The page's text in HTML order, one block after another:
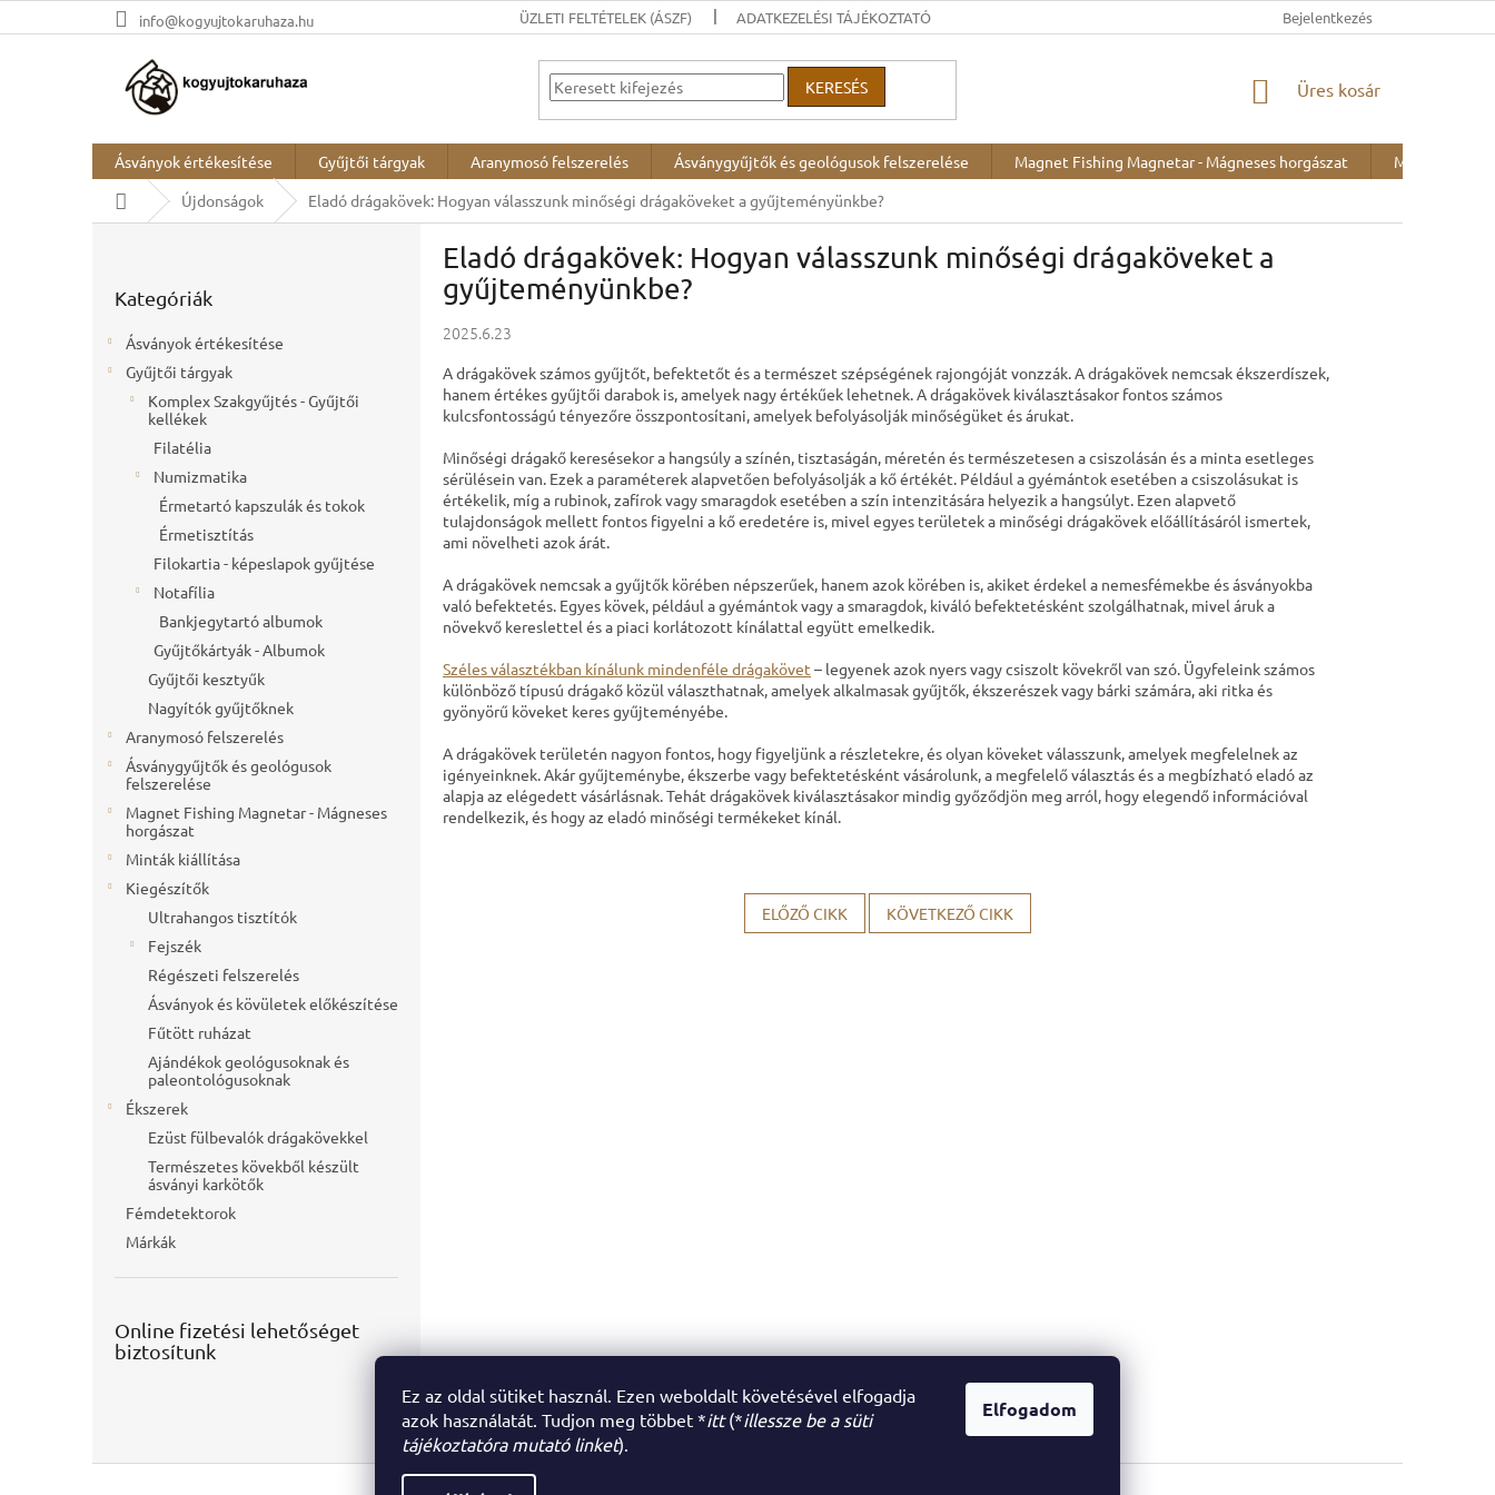
Ez az oldal sütiket használ. Ezen weboldalt követésével elfogadja
azok használatát. Tudjon meg többet *itt(*illessze be a süti
tájékoztatóra mutató linket).
Elfogadom
a
info@kogyujtokaruhaza.hu ÜZLETI FELTÉTELEK (ÁSZF) ADATKEZELÉSI TÁJÉKOZTATÓ Bejelentkezés
KERESÉS KOSÁR
Üres kosár
Ásványok értékesítése Gyűjtői tárgyak Aranymosó felszerelés Ásványgyűjtők és geológusok felszerelése Magnet Fishing Magnetar - Mágneses horgászat
Minták
KezdőlapÚjdonságok Eladó drágakövek: Hogyan válasszunk minőségi drágaköveket a gyűjteményünkbe?
átugrása
Kategóriák
Ásványok értékesítése
Gyűjtői tárgyak
Komplex Szakgyűjtés - Gyűjtői
kellékek
Filatélia
Numizmatika
Érmetartó kapszulák és tokok
Érmetisztítás
Filokartia - képeslapok gyűjtése
Notafília
Bankjegytartó albumok
Gyűjtőkártyák - Albumok
Gyűjtői kesztyűk
Nagyítók gyűjtőknek
Aranymosó felszerelés
Ásványgyűjtők és geológusok
felszerelése
Magnet Fishing Magnetar - Mágneses
horgászat
Minták kiállítása
Kiegészítők
Ultrahangos tisztítók
Fejszék
Régészeti felszerelés
Ásványok és kövületek előkészítése
Fűtött ruházat
Ajándékok geológusoknak és
paleontológusoknak
Ékszerek
Ezüst fülbevalók drágakövekkel
Természetes kövekből készült
ásványi karkötők
Fémdetektorok
Márkák
Online fizetési lehetőséget
biztosítunk
Eladó drágakövek: Hogyan válasszunk minőségi drágaköveket a
gyűjteményünkbe?
2025.6.23
A drágakövek számos gyűjtőt, befektetőt és a természet szépségének rajongóját vonzzák. A drágakövek nemcsak ékszerdíszek,
hanem értékes gyűjtői darabok is, amelyek nagy értékűek lehetnek. A drágakövek kiválasztásakor fontos számos
kulcsfontosságú tényezőre összpontosítani, amelyek befolyásolják minőségüket és árukat.
Minőségi drágakő keresésekor a hangsúly a színén, tisztaságán, méretén és természetesen a csiszolásán és a minta esetleges
sérülésein van. Ezek a paraméterek alapvetően befolyásolják a kő értékét. Például a gyémántok esetében a csiszolásukat is
értékelik, míg a rubinok, zafírok vagy smaragdok esetében a szín intenzitására helyezik a hangsúlyt. Ezen alapvető
tulajdonságok mellett fontos figyelni a kő eredetére is, mivel egyes területek a minőségi drágakövek előállításáról ismertek,
ami növelheti azok árát.
A drágakövek nemcsak a gyűjtők körében népszerűek, hanem azok körében is, akiket érdekel a nemesfémekbe és ásványokba
való befektetés. Egyes kövek, például a gyémántok vagy a smaragdok, kiváló befektetésként szolgálhatnak, mivel áruk a
növekvő kereslettel és a piaci korlátozott kínálattal együtt emelkedik.
Széles választékban kínálunk mindenféle drágakövet – legyenek azok nyers vagy csiszolt kövekről van szó. Ügyfeleink számos
különböző típusú drágakő közül választhatnak, amelyek alkalmasak gyűjtők, ékszerészek vagy bárki számára, aki ritka és
gyönyörű köveket keres gyűjteményébe.
A drágakövek területén nagyon fontos, hogy figyeljünk a részletekre, és olyan köveket válasszunk, amelyek megfelelnek az
igényeinknek. Akár gyűjteménybe, ékszerbe vagy befektetésként vásárolunk, a megfelelő választás és a megbízható eladó az
alapja az elégedett vásárlásnak. Tehát drágakövek kiválasztásakor mindig győződjön meg arról, hogy elegendő információval
rendelkezik, és hogy az eladó minőségi termékeket kínál.
ELŐZŐ CIKK KÖVETKEZŐ CIKK